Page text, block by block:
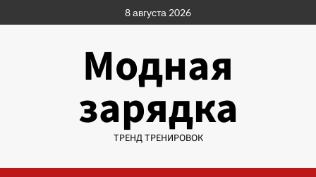
к
8 августа 2026
Модная
зарядка
ТРЕНД ТРЕНИРОВОК